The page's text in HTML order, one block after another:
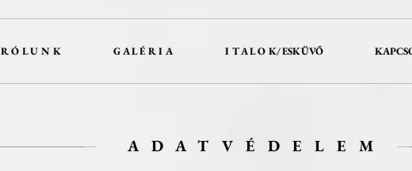
R Ó L U N K G A L É R I A I T A L O K/ ESKÜVŐ
ADATVÉDELEM